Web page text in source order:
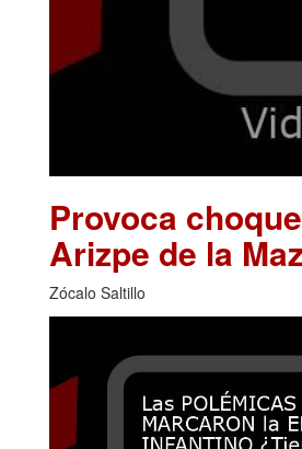
Provoca
Arizpe de la
Zócalo Saltillo